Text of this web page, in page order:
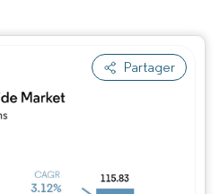
Partager